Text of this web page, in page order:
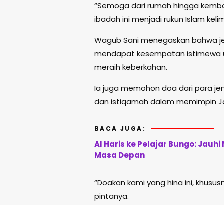
“Semoga dari rumah hingga
ibadah ini menjadi rukun Islam
Wagub Sani menegaskan bahwa
mendapat kesempatan istimewa
meraih keberkahan.
Ia juga memohon doa dari para
dan istiqamah dalam memimpin
BACA JUGA:
Al Haris ke Pelajar Bungo:
Masa Depan
“Doakan kami yang hina ini,
pintanya.